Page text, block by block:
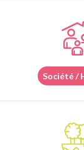
Société /